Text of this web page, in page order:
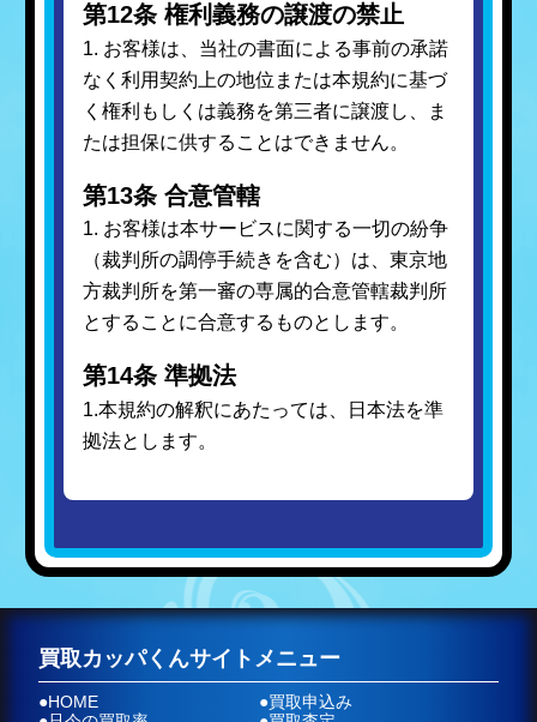
第12条 権利義務の譲渡の禁止
1. お客様は、当社の書面による事前の承諾
なく利用契約上の地位または本規約に基づ
く権利もしくは義務を第三者に譲渡し、ま
たは担保に供することはできません。
第13条 合意管轄
1. お客様は本サービスに関する一切の紛争
（裁判所の調停手続きを含む）は、東京地
方裁判所を第一審の専属的合意管轄裁判所
とすることに合意するものとします。
第14条 準拠法
1.本規約の解釈にあたっては、日本法を準
拠法とします。
買取カッパくんサイトメニュー
●HOME
●買取申込み